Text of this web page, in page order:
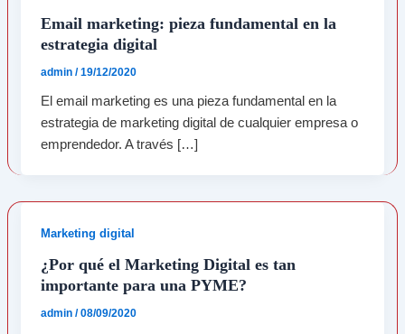
Email marketing: pieza fundamental en la
estrategia digital
admin/19/12/2020
El email marketing es una pieza fundamental en la
estrategia de marketing digital de cualquier empresa o
emprendedor. A través […]
Marketing digital
¿Por qué el Marketing Digital es tan
importante para una PYME?
admin/08/09/2020